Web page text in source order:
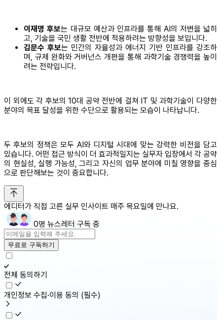
이재명 후보는 대규모 예산과 인프라를 통해 AI의 저변을 넓히
고, 기술을 국민 생활 전반에 적용하려는 방향성을 보입니다.
김문수 후보는 민간의 자율성과 에너지 기반 인프라를 강조하
며, 규제 완화와 거버넌스 개편을 통해 과학기술 경쟁력을 높이
려는 전략입니다.
이 외에도 각 후보의 10대 공약 전반에 걸쳐 IT 및 과학기술이 다양한
분야의 목표 달성을 위한 수단으로 활용되는 모습이 나타납니다.
두 후보의 정책은 모두 AI와 디지털 시대에 맞는 강력한 비전을 담고
있습니다. 어떤 접근 방식이 더 효과적일지는 실무자 입장에서 각 공약
의 현실성, 실행 가능성, 그리고 자신의 업무 분야에 미칠 영향을 중심
으로 판단해보는 것이 중요합니다.
에디터가 직접 고른 실무 인사이트 매주 목요일에 만나요.
0명 뉴스레터 구독 중
무료로 구독하기
전체 동의하기
개인정보 수집·이용 동의 (필수)